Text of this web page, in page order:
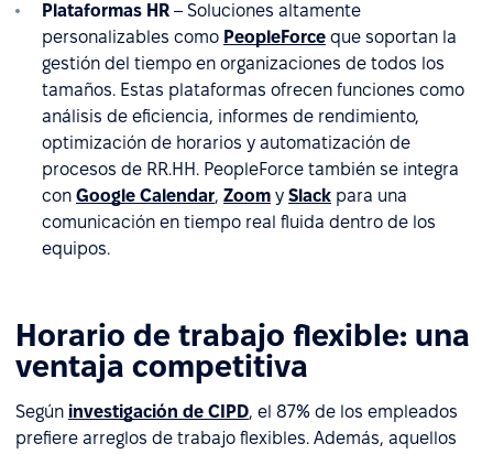
Plataformas HR – Soluciones altamente
personalizables como PeopleForce que soportan la
gestión del tiempo en organizaciones de todos los
tamaños. Estas plataformas ofrecen funciones como
análisis de eficiencia, informes de rendimiento,
optimización de horarios y automatización de
procesos de RR.HH. PeopleForce también se integra
con Google Calendar, Zoom y Slack para una
comunicación en tiempo real fluida dentro de los
equipos.
Horario de trabajo flexible: una
ventaja competitiva
Según investigación de CIPD, el 87% de los empleados
prefiere arreglos de trabajo flexibles. Además, aquellos